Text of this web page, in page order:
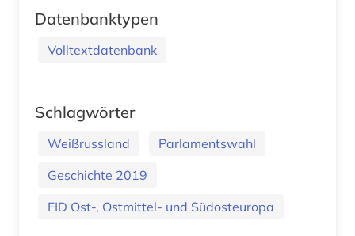
Datenbanktypen
Volltextdatenbank
Schlagwörter
Weißrussland
Parlamentswahl
Geschichte 2019
FID Ost-, Ostmittel- und Südosteuropa